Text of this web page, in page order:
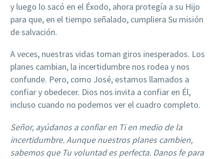
y luego lo sacó en el Éxodo, ahora protegía a su Hijo
para que, en el tiempo señalado, cumpliera Su misión
de salvación.
A veces, nuestras vidas toman giros inesperados. Los
planes cambian, la incertidumbre nos rodea y nos
confunde. Pero, como José, estamos llamados a
confiar y obedecer. Dios nos invita a confiar en Él,
incluso cuando no podemos ver el cuadro completo.
Señor, ayúdanos a confiar en Ti en medio de la
incertidumbre.Aunque nuestrosplanes cambien,
sabemos que Tu voluntad es perfecta. Danos fe para